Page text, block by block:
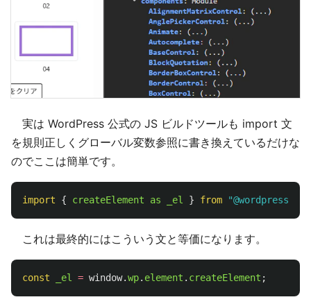
実は WordPress 公式の JS ビルドツールも import 文
を規則正しくグローバル変数参照に書き換えているだけな
のでここは簡単です。
import { createElement as _el } from "@wordpress/
これは最終的にはこういう文と等価になります。
const _el = window.wp. element . createElement ;